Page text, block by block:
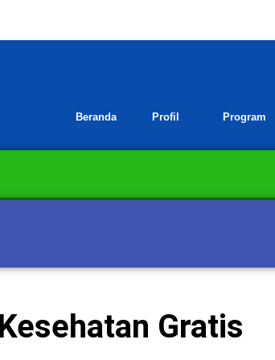
Beranda Profil Program
Gratis